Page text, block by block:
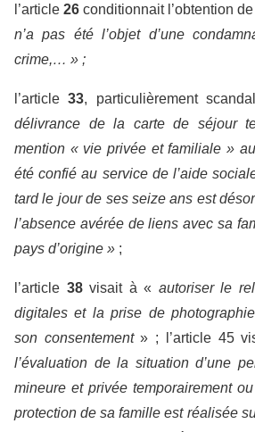
l’article 26conditionnait l’obtention
n’a pas été l’objet d’une
crime,… » ;
l’article33, particulièrement
délivrance de la carte de séjour
mention « vie privée et familiale »
été confié au service de l’aide
tard le jour de ses seize ans est
l’absence avérée de liens avec sa
pays d’origine » ;
l’article 38visait à « autoriser le
digitales et la prise de
son consentement» ; l’article 45
l’évaluation de la situation d’une
mineure et privée temporairement
protection de sa famille est réalisée